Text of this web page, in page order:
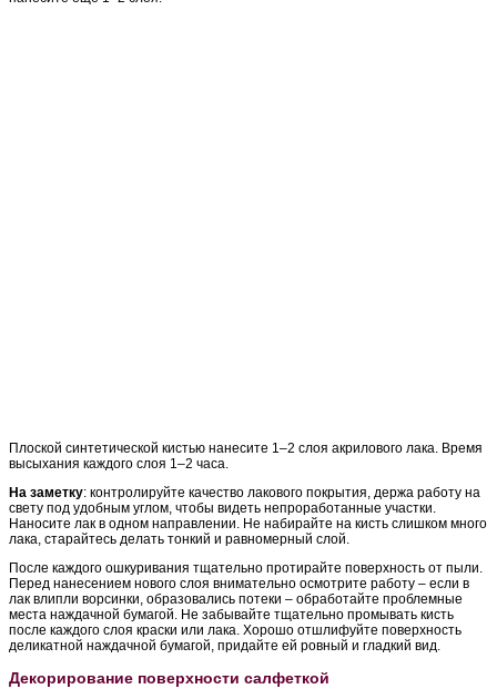
Плоской синтетической кистью нанесите 1–2 слоя акрилового лака. Время
высыхания каждого слоя 1–2 часа.
На заметку: контролируйте качество лакового покрытия, держа работу на
свету под удобным углом, чтобы видеть непроработанные участки.
Наносите лак в одном направлении. Не набирайте на кисть слишком много
лака, старайтесь делать тонкий и равномерный слой.
После каждого ошкуривания тщательно протирайте поверхность от пыли.
Перед нанесением нового слоя внимательно осмотрите работу – если в
лак влипли ворсинки, образовались потеки – обработайте проблемные
места наждачной бумагой. Не забывайте тщательно промывать кисть
после каждого слоя краски или лака. Хорошо отшлифуйте поверхность
деликатной наждачной бумагой, придайте ей ровный и гладкий вид.
Декорирование поверхности салфеткой